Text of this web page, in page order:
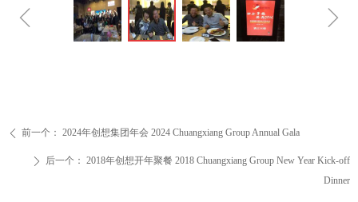
ꁆ ꁇ
ꄴ 前一个： 2024年创想集团年会 2024 Chuangxiang Group Annual Gala
ꄲ 后一个： 2018年创想开年聚餐 2018 Chuangxiang Group New Year Kick-off
Dinner